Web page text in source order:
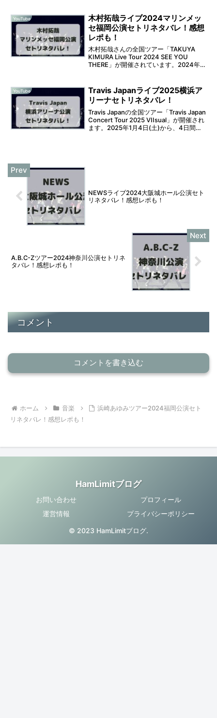
ね。 そこ...
YouTube
木村拓哉ライブ2024マリンメッ
セ福岡公演セトリネタバレ！感想
レポも！
木村拓哉さんの全国ツアー「TAKUYA
KIMURA Live Tour 2024 SEE YOU
THERE」が開催されています。2024年
ストが気になりますよ...
YouTube
Travis Japanライブ2025横浜ア
リーナセトリネタバレ！
Travis Japanの全国ツアー「Travis Japan
Concert Tour 2025 VIIsual」が開催され
ます。2025年1月4日(土)から、4日間に
NEWSライブ2024大阪城ホール公演セト
リネタバレ！感想レポも！
A.B.C-Zツアー2024神奈川公演セトリネ
タバレ！感想レポも！
コメント
コメントを書き込む
ホーム 音楽
浜崎あゆみツアー2024福岡公演セト
リネタバレ！感想レポも！
HamLimitブログ
お問い合わせ
プロフィール
運営情報
プライバシーポリシー
© 2023 HamLimitブログ.